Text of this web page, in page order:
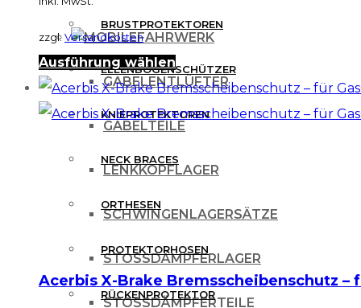
FAHRWERK
GABELENTLÜFTER
GABELTEILE
LENKKOPFLAGER
SCHWINGENLAGERSÄTZE
STOSSDÄMPFERLAGER
STOSSDÄMPFERTEILE
BRUSTPROTEKTOREN
ELLENBOGENSCHÜTZER
KNIEPROTEKTOREN
NECK BRACES
ORTHESEN
PROTEKTORHOSEN
RÜCKENPROTEKTOR
zzgl.Versandkosten
Ausführung wählen Dieses
Produkt
weist
Varianten
Die
können
auf
Acerbis X-Brake Bremsscheibenschutz –